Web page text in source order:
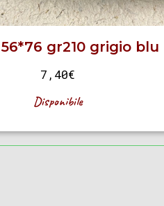
gr210 grigio blu
7,40€
Disponibile